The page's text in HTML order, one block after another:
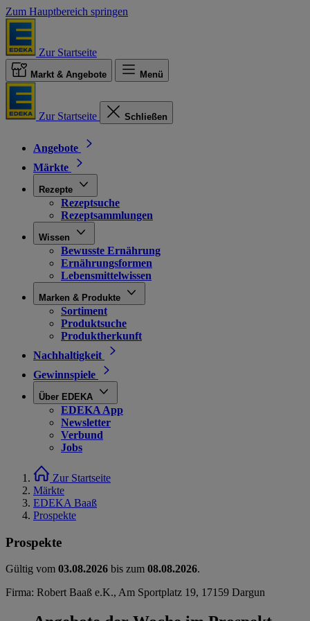
Zum Hauptbereich springen
Zur Startseite
Markt & Angebote Menü
Zur Startseite Schließen
Angebote
Märkte
Rezepte
Rezeptsuche
Rezeptsammlungen
Wissen
Bewusste Ernährung
Ernährungsformen
Lebensmittelwissen
Marken & Produkte
Sortiment
Produktsuche
Produktherkunft
Nachhaltigkeit
Gewinnspiele
Über EDEKA
EDEKA App
Newsletter
Verbund
Jobs
Zur Startseite
Märkte
EDEKA Baaß
Prospekte
Prospekte
Gültig vom 03.08.2026 bis zum 08.08.2026.
Firma: Robert Baaß e.K., Am Sportplatz 19, 17159 Dargun